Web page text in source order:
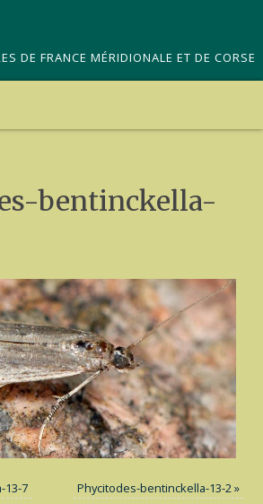
DE FRANCE MÉRIDIONALE ET DE CORSE
bentinckella-
13-7 Phycitodes-bentinckella-13-2»